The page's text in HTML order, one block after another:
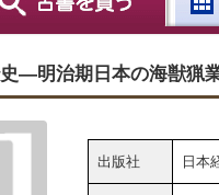
史―明治期日本の海
出版社 日本